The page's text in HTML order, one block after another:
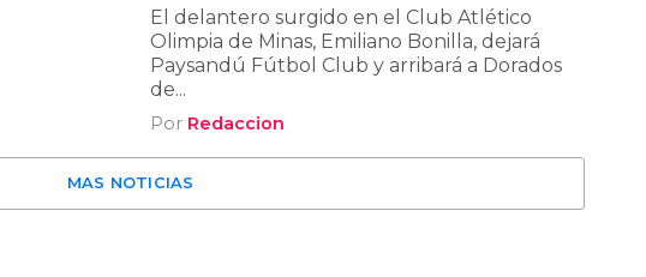
El delantero surgido en el Club Atlético
Olimpia de Minas, Emiliano Bonilla, dejará
Paysandú Fútbol Club y arribará a Dorados
de...
Por Redaccion
MAS NOTICIAS